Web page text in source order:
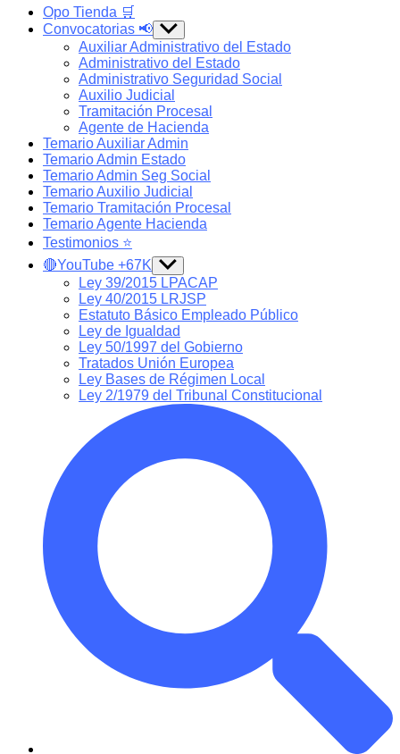
Opo Tienda 🛒
Convocatorias 📢 Show
sub
menu
Auxiliar Administrativo del Estado
Administrativo del Estado
Administrativo Seguridad Social
Auxilio Judicial
Tramitación Procesal
Agente de Hacienda
Temario Auxiliar Admin
Temario Admin Estado
Temario Admin Seg Social
Temario Auxilio Judicial
Temario Tramitación Procesal
Temario Agente Hacienda
Testimonios ⭐️
🔴YouTube +67K Show
sub
menu
Ley 39/2015 LPACAP
Ley 40/2015 LRJSP
Estatuto Básico Empleado Público
Ley de Igualdad
Ley 50/1997 del Gobierno
Tratados Unión Europea
Ley Bases de Régimen Local
Ley 2/1979 del Tribunal Constitucional